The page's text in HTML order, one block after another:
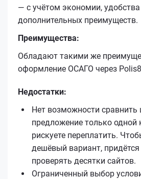
— с учётом экономии, удобства
дополнительных преимуществ.
Преимущества:
Обладают такими же
оформление ОСАГО через
Недостатки:
Нет возможности
предложение только одной
рискуете переплатить.
дешёвый вариант,
проверять десятки сайтов.
Ограниченный выбор